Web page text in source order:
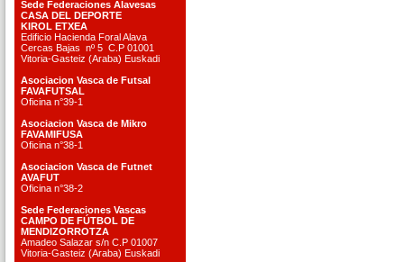
Sede Federaciones Alavesas
CASA DEL DEPORTE
KIROL ETXEA
Edificio Hacienda Foral Alava
Cercas Bajas nº 5 C.P 01001
Vitoria-Gasteiz (Araba) Euskadi
Asociacion Vasca de Futsal
FAVAFUTSAL
Oficina n°39-1
Asociacion Vasca de Mikro
FAVAMIFUSA
Oficina n°38-1
Asociacion Vasca de Futnet
AVAFUT
Oficina n°38-2
Sede Federaciones Vascas
CAMPO DE FÚTBOL DE
MENDIZORROTZA
Amadeo Salazar s/n C.P 01007
Vitoria-Gasteiz (Araba) Euskadi